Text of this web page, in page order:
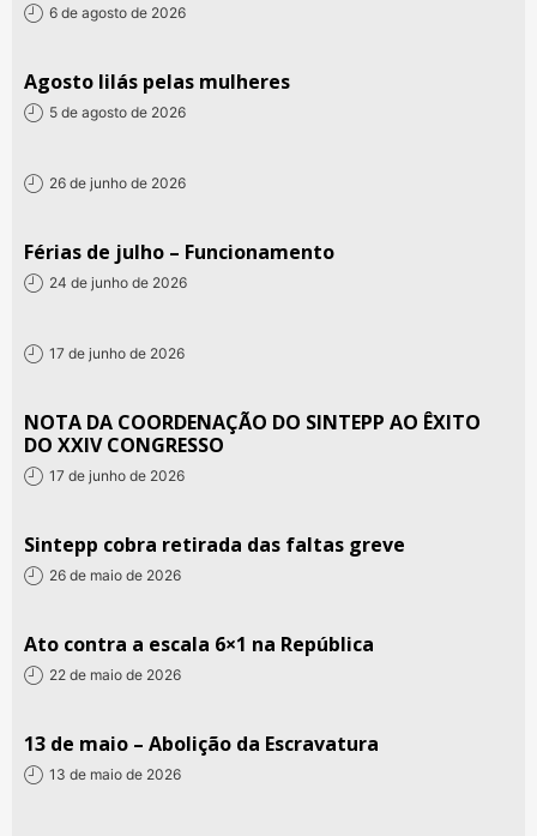
6 de agosto de 2026
Agosto lilás pelas mulheres
5 de agosto de 2026
26 de junho de 2026
Férias de julho – Funcionamento
24 de junho de 2026
17 de junho de 2026
NOTA DA COORDENAÇÃO DO SINTEPP AO ÊXITO
DO XXIV CONGRESSO
17 de junho de 2026
Sintepp cobra retirada das faltas greve
26 de maio de 2026
Ato contra a escala 6×1 na República
22 de maio de 2026
13 de maio – Abolição da Escravatura
13 de maio de 2026